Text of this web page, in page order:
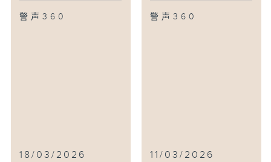
警声360
18/03/2026
警声360
11/03/2026